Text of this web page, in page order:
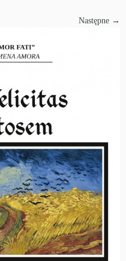
Następne →